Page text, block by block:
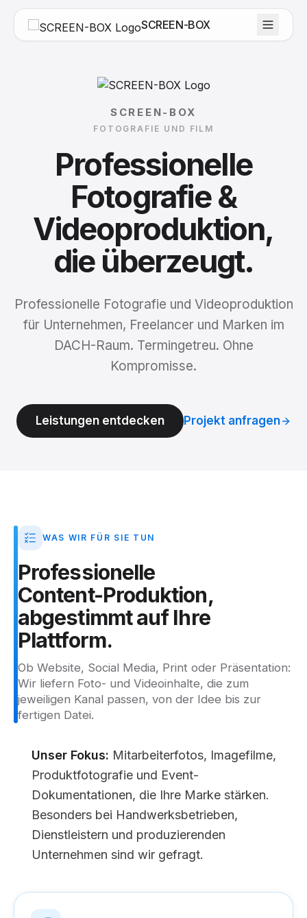
SCREEN-BOX
SCREEN-BOX
FOTOGRAFIE UND FILM
Professionelle
Fotografie &
Videoproduktion,
die überzeugt.
Professionelle Fotografie und Videoproduktion
für Unternehmen, Freelancer und Marken im
DACH-Raum. Termingetreu. Ohne
Kompromisse.
Leistungen entdecken Projekt anfragen
WAS WIR FÜR SIE TUN
Professionelle
Content-Produktion,
abgestimmtauf Ihre
Plattform.
Ob Website, Social Media, Print oder Präsentation:
Wir liefern Foto- und Videoinhalte, die zum
jeweiligen Kanal passen, von der Idee bis zur
fertigen Datei.
Unser Fokus: Mitarbeiterfotos, Imagefilme,
Produktfotografie und Event-
Dokumentationen, die Ihre Marke stärken.
Besonders bei Handwerksbetrieben,
Dienstleistern und produzierenden
Unternehmen sind wir gefragt.